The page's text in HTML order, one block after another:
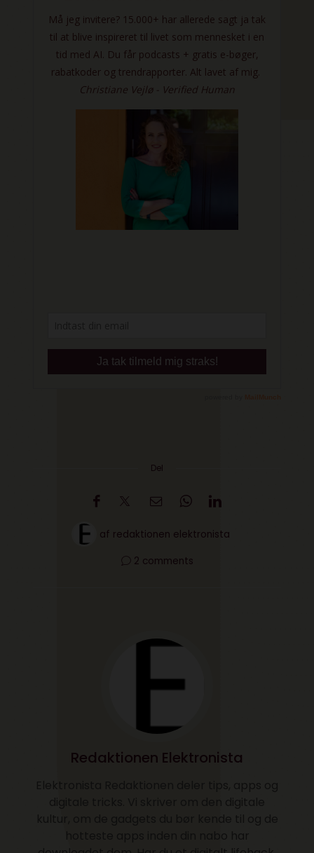
Del
af redaktionen elektronista
2 comments
Redaktionen Elektronista